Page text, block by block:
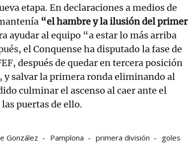
etapa. En declaraciones a medios de
“el hambre y la ilusión del primer
ayudar al equipo “a estar lo más arriba
el Conquense ha disputado la fase de
después de quedar en tercera posición
y salvar la primera ronda eliminando al
culminar el ascenso al caer ante el
puertas de ello.
González Pamplona primera división goles